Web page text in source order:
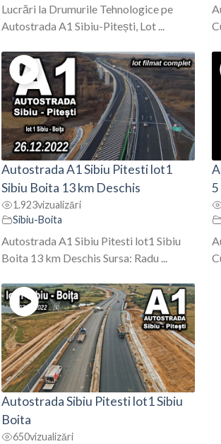
Lucrări la Drumurile Tehnologice pe
Autostrada A1 Sibiu-Pitești, Lot ...
Autostrada A1 Sibiu Pitesti lot1
Sibiu Boita 13 km Deschis
1.923vizualizări
Sibiu-Boita
Autostrada A1 Sibiu Pitesti lot1 Sibiu
Boita 13 km Deschis Sursa: Radu ...
Autostrada Sibiu Pitesti lot1 Sibiu
Boita
650vizualizări